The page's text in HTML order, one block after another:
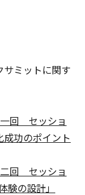
サミットに関す
一回 セッショ
成功のポイント
二回 セッショ
験の設計」